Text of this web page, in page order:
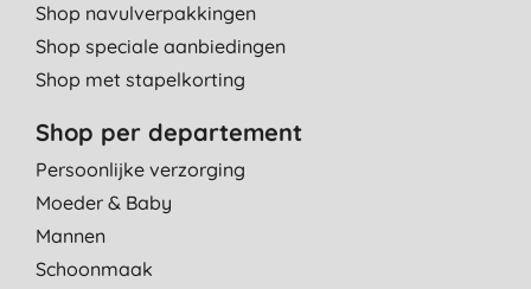
Shop navulverpakkingen
Shop speciale aanbiedingen
Shop met stapelkorting
Shop per departement
Persoonlijke verzorging
Moeder & Baby
Mannen
Schoonmaak